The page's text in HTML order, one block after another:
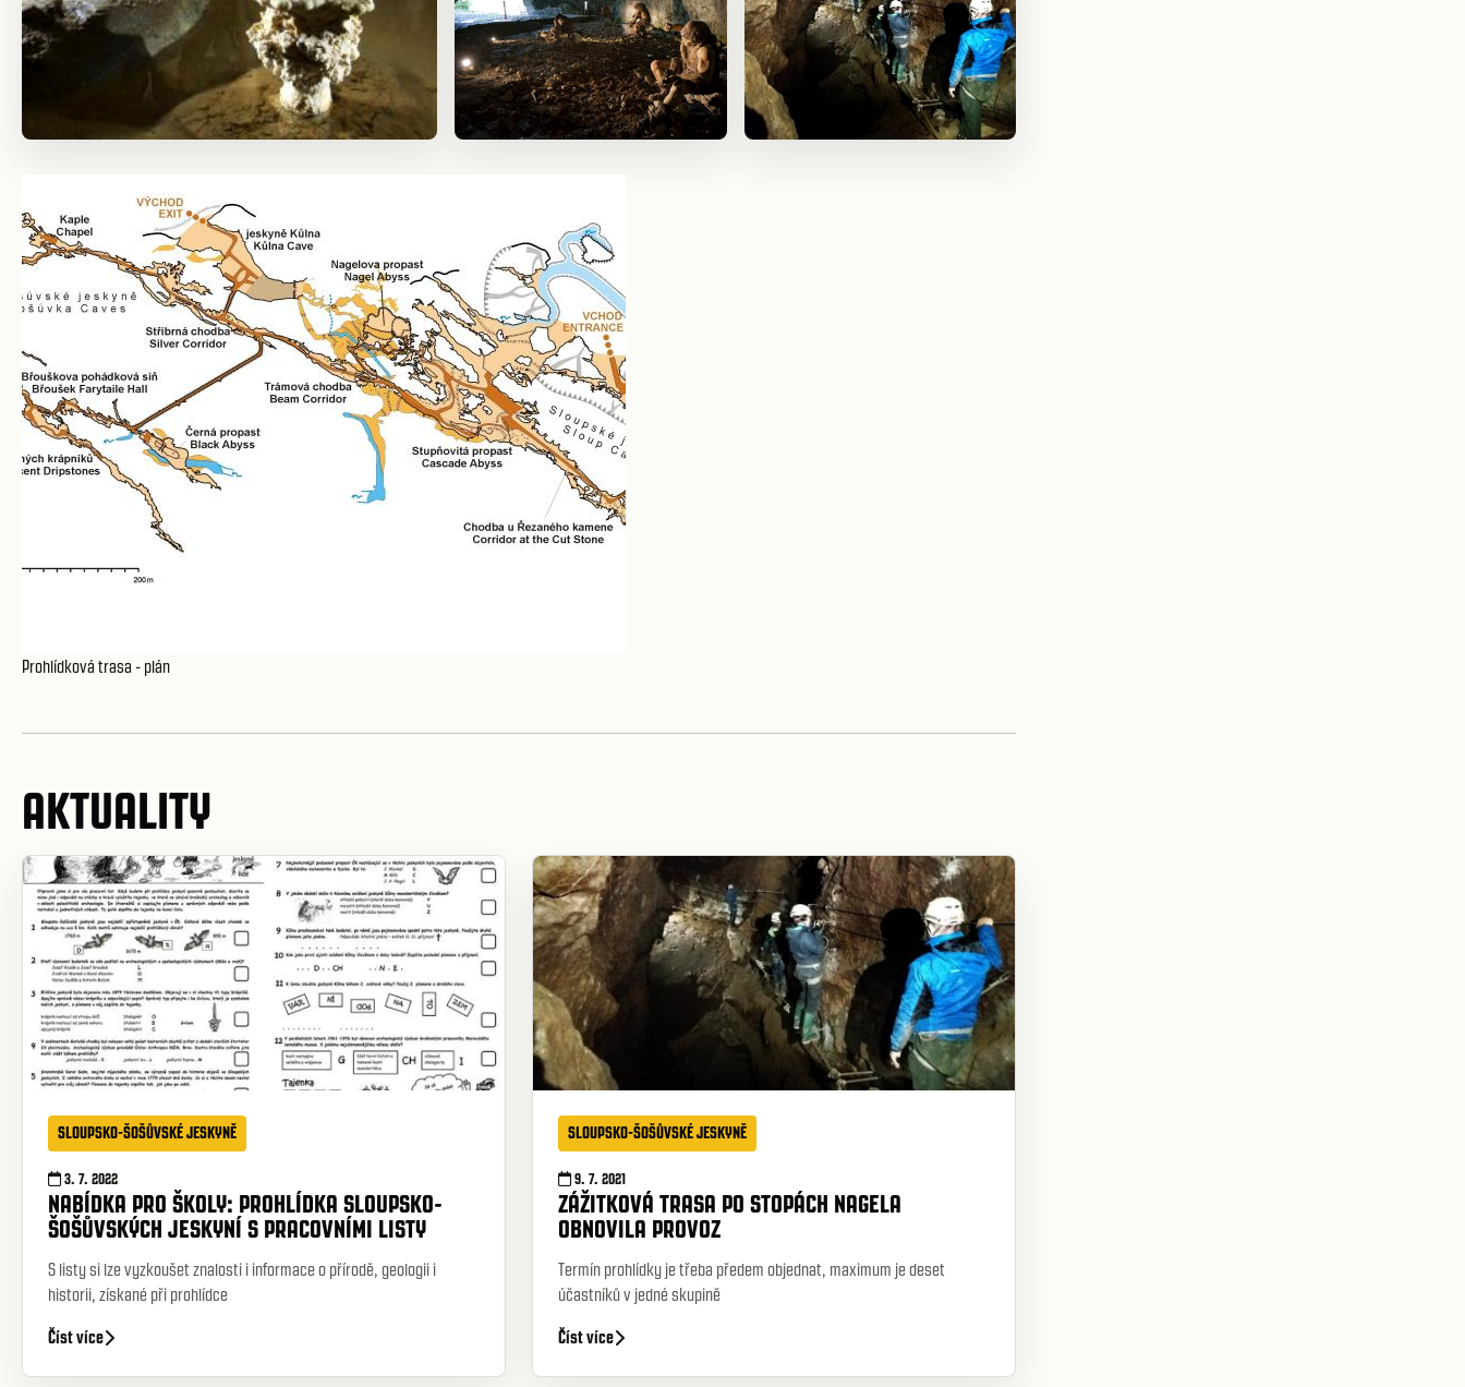
Prohlídková trasa - plán
AKTUALITY
SLOUPSKO-ŠOŠŮVSKÉ JESKYNĚ
3. 7. 2022
NABÍDKA PRO ŠKOLY: PROHLÍDKA SLOUPSKO-
ŠOŠŮVSKÝCH JESKYNÍ S PRACOVNÍMI LISTY
S listy si lze vyzkoušet znalosti i informace o přírodě, geologii i
historii, získané při prohlídce
Číst více
SLOUPSKO-ŠOŠŮVSKÉ JESKYNĚ
9. 7. 2021
ZÁŽITKOVÁ TRASA PO STOPÁCH NAGELA
OBNOVILA PROVOZ
Termín prohlídky je třeba předem objednat, maximum je deset
účastníků v jedné skupině
Číst více